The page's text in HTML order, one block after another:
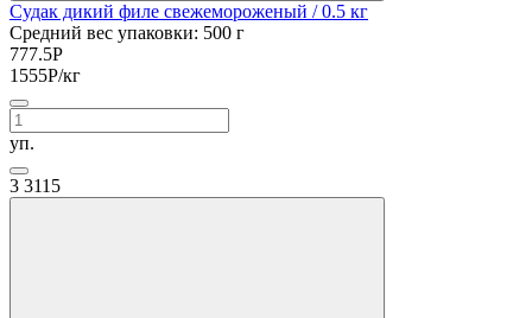
Судак дикий филе свежемороженый / 0.5 кг
Средний вес упаковки: 500 г
777.5Р
1555Р/кг
уп.
3 3115